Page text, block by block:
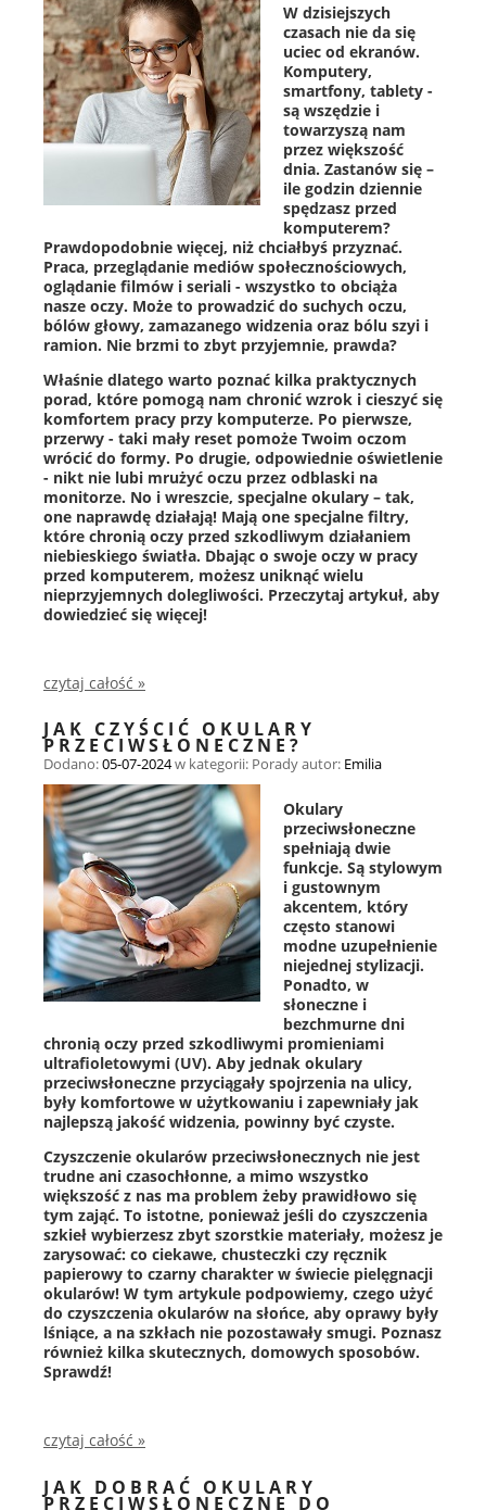
W dzisiejszych
czasach nie da się
uciec od ekranów.
Komputery,
smartfony, tablety -
są wszędzie i
towarzyszą nam
przez większość
dnia. Zastanów się –
ile godzin dziennie
spędzasz przed
komputerem?
Prawdopodobnie więcej, niż chciałbyś przyznać.
Praca, przeglądanie mediów społecznościowych,
oglądanie filmów i seriali - wszystko to obciąża
nasze oczy. Może to prowadzić do suchych oczu,
bólów głowy, zamazanego widzenia oraz bólu szyi i
ramion. Nie brzmi to zbyt przyjemnie, prawda?
Właśnie dlatego warto poznać kilka praktycznych
porad, które pomogą nam chronić wzrok i cieszyć się
komfortem pracy przy komputerze. Po pierwsze,
przerwy - taki mały reset pomoże Twoim oczom
wrócić do formy. Po drugie, odpowiednie oświetlenie
- nikt nie lubi mrużyć oczu przez odblaski na
monitorze. No i wreszcie, specjalne okulary – tak,
one naprawdę działają! Mają one specjalne filtry,
które chronią oczy przed szkodliwym działaniem
niebieskiego światła. Dbając o swoje oczy w pracy
przed komputerem, możesz uniknąć wielu
nieprzyjemnych dolegliwości. Przeczytaj artykuł, aby
dowiedzieć się więcej!
czytaj całość »
JAK CZYŚCIĆ OKULARY
PRZECIWSŁONECZNE?
Dodano:05-07-2024w kategorii: Poradyautor: Emilia
Okulary
przeciwsłoneczne
spełniają dwie
funkcje. Są stylowym
i gustownym
akcentem, który
często stanowi
modne uzupełnienie
niejednej stylizacji.
Ponadto, w
słoneczne i
bezchmurne dni
chronią oczy przed szkodliwymi promieniami
ultrafioletowymi (UV). Aby jednak okulary
przeciwsłoneczne przyciągały spojrzenia na ulicy,
były komfortowe w użytkowaniu i zapewniały jak
najlepszą jakość widzenia, powinny być czyste.
Czyszczenie okularów przeciwsłonecznych nie jest
trudne ani czasochłonne, a mimo wszystko
większość z nas ma problem żeby prawidłowo się
tym zająć. To istotne, ponieważ jeśli do czyszczenia
szkieł wybierzesz zbyt szorstkie materiały, możesz je
zarysować: co ciekawe, chusteczki czy ręcznik
papierowy to czarny charakter w świecie pielęgnacji
okularów! W tym artykule podpowiemy, czego użyć
do czyszczenia okularów na słońce, aby oprawy były
lśniące, a na szkłach nie pozostawały smugi. Poznasz
również kilka skutecznych, domowych sposobów.
Sprawdź!
czytaj całość »
JAK DOBRAĆ OKULARY
PRZECIWSŁONECZNE DO